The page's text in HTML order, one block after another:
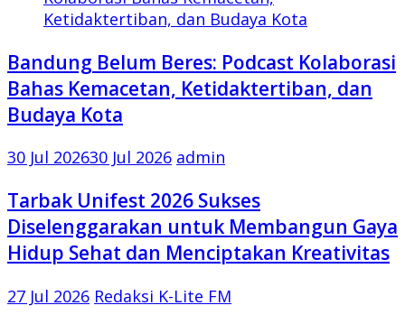
Bandung Belum Beres: Podcast Kolaborasi
Bahas Kemacetan, Ketidaktertiban, dan
Budaya Kota
30 Jul 202630 Jul 2026 admin
Tarbak Unifest 2026 Sukses
Diselenggarakan untuk Membangun Gaya
Hidup Sehat dan Menciptakan Kreativitas
27 Jul 2026 Redaksi K-Lite FM